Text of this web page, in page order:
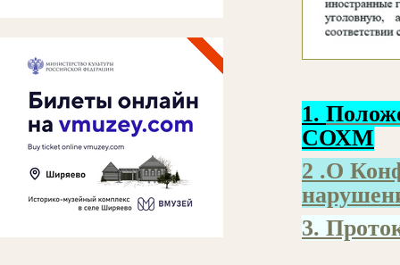
1.
СОХМ
2 .О
3.